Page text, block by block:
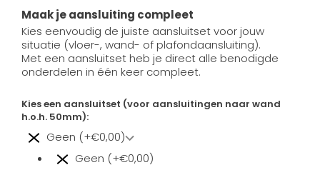
Maak je aansluiting compleet
Kies eenvoudig de juiste aansluitset voor jouw
situatie (vloer-, wand- of plafondaansluiting).
Met een aansluitset heb je direct alle benodigde
onderdelen in één keer compleet.
Kies een aansluitset (voor aansluitingen naar wand
h.o.h. 50mm):
Geen (+€0,00)
Geen (+€0,00)